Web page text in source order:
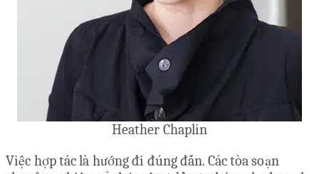
Heather Chaplin
Việc hợp tác là hướng đi đúng đắn. Các tòa soạn